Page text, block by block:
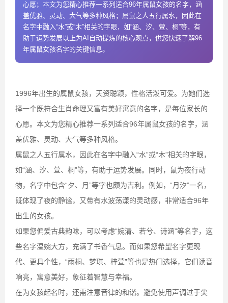
心愿；本文为您精心推荐一系列适合96年属鼠女孩的名字，涵
盖优雅、灵动、大气等多种风格；属鼠之人五行属水，因此在
名字中融入“水”或“木”相关的字眼，如“涵、汐、萱、桐”等，有
助于运势发展以上为AI自动提炼的核心观点，供您快速了解96
年属鼠女孩名字的关键信息。
1996年出生的属鼠女孩，天资聪颖，性格活泼可爱。为她们选
择一个既符合生肖命理又富有美好寓意的名字，是每位家长的
心愿。本文为您精心推荐一系列适合96年属鼠女孩的名字，涵
盖优雅、灵动、大气等多种风格。
属鼠之人五行属水，因此在名字中融入“水”或“木”相关的字眼，
如“涵、汐、萱、桐”等，有助于运势发展。同时，鼠为夜行动
物，名字中包含“夕、月”等字也颇为吉利。例如，“月汐”一名，
既体现了夜的静谧，又带有水波荡漾的灵动感，非常适合96年
出生的女孩。
如果您偏爱古典韵味，可以考虑“婉清、若兮、诗涵”等名字，这
些名字温婉大方，充满了书香气息。而如果您希望名字更现
代、更具个性，“雨桐、梦琪、梓萱”等也是热门选择，它们读音
响亮，寓意美好，象征着智慧与幸福。
在为女孩起名时，还需注意音律的和谐。避免使用声调过于尖